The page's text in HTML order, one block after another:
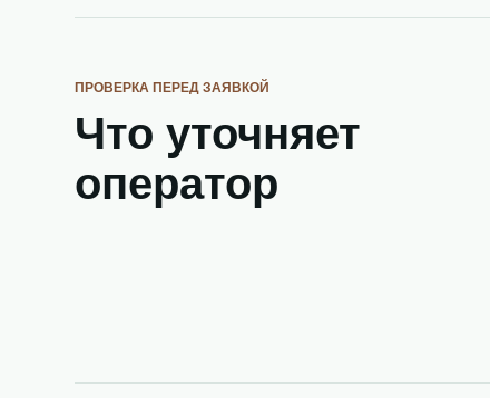
ПРОВЕРКА ПЕРЕД ЗАЯВКОЙ
Что уточняет
оператор